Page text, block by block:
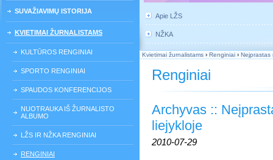
SUVAŽIAVIMŲ ISTORIJA
KVIETIMAI ŽURNALISTAMS
KULTŪROS RENGINIAI
SPORTO RENGINIAI
SPAUDOS KONFERENCIJOS
NUOTRAUKA IŠ ŽURNALISTO
ALBUMO
LŽS IR NŽKA RENGINIAI
RENGINIAI
Apie LŽS
NŽKA
Kvietimai žurnalistams › Renginiai › Neįprastas
Renginiai
Archyvas ::
liejykloje
2010-07-29